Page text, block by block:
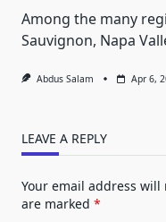
Among the many
Sauvignon, Napa
Abdus Salam Apr 6,
LEAVE A REPLY
Your email address
are marked *